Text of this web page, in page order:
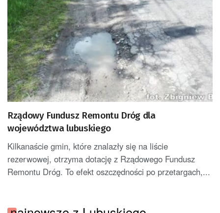
Rządowy Fundusz Remontu Dróg dla
województwa lubuskiego
Kilkanaście gmin, które znalazły się na liście
rezerwowej, otrzyma dotację z Rządowego Fundusz
Remontu Dróg. To efekt oszczędności po przetargach,...